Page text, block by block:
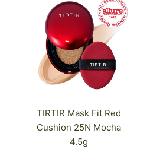
TIRTIR Mask Fit Red
Cushion 25N Mocha
4.5g